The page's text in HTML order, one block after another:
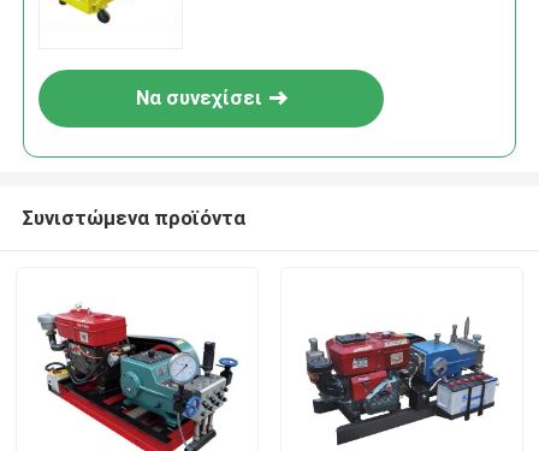
Να συνεχίσει
Συνιστώμενα προϊόντα